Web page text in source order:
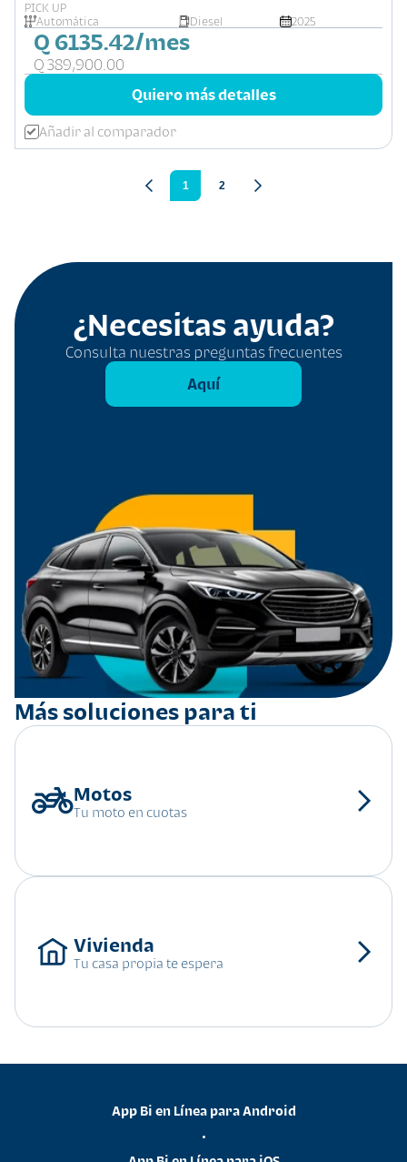
PICK UP
Automática
Diesel 2025
Q 6135.42/mes
Q 389,900.00
Quiero más detalles
Añadir al comparador
1 2
¿Necesitas ayuda?
Consulta nuestras preguntas frecuentes
Aquí
Más soluciones para ti
Tu moto en cuotas
Tu casa propia te espera
App Bi en Línea para Android
•